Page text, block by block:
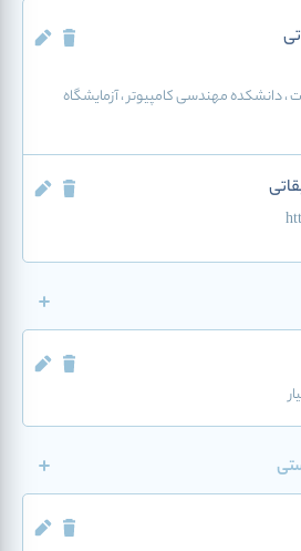
دانشکده مهندسی کامپیوتر ، آزمایشگاه